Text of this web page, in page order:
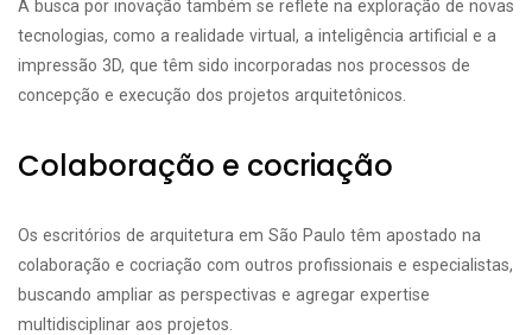
A busca por inovação também se reflete na exploração de novas
tecnologias, como a realidade virtual, a inteligência artificial e a
impressão 3D, que têm sido incorporadas nos processos de
concepção e execução dos projetos arquitetônicos.
Colaboração e cocriação
Os escritórios de arquitetura em São Paulo têm apostado na
colaboração e cocriação com outros profissionais e especialistas,
buscando ampliar as perspectivas e agregar expertise
multidisciplinar aos projetos.